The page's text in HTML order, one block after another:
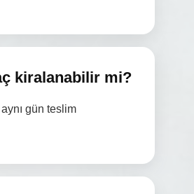
kiralanabilir mi?
gün teslim